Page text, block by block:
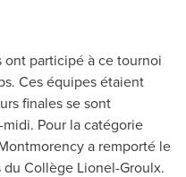
participé à ce tournoi
Ces équipes étaient
finales se sont
Pour la catégorie
a remporté le
Collège Lionel-Groulx.